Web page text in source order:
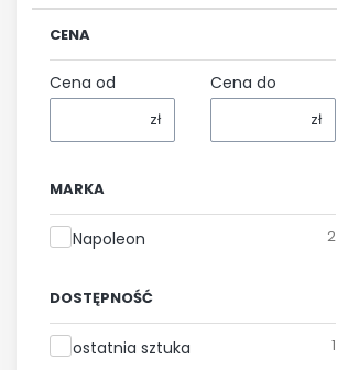
CENA
Cena od
zł
Cena do
zł
MARKA
Marka
Napoleon 2
DOSTĘPNOŚĆ
Dostępność
ostatnia sztuka 1